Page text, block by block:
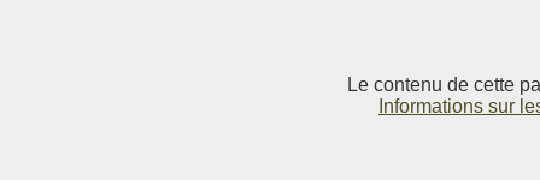
Le contenu de cette
Informations sur